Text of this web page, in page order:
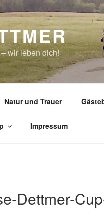
wir leben dich!
Natur und Trauer
Impressum
Dettmer-